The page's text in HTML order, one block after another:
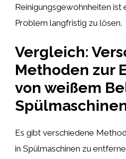
Reinigungsgewohnheiten ist
Problem langfristig zu lösen.
Vergleich:
Methoden zur
von weißem
Es gibt verschiedene
in Spülmaschinen zu